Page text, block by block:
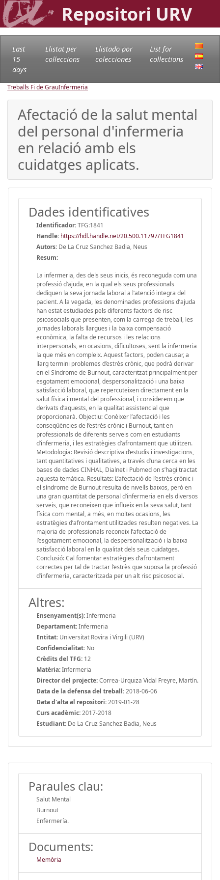
Repositori URV
Last
15
days
Llistat per
col·leccions
Llistado por
colecciones
List for
collections
Treballs Fi de GrauInfermeria
Afectació de la salut mental
del personal d'infermeria
en relació amb els
cuidatges aplicats.
Dades identificatives
Identificador:TFG:1841
Handle: https://hdl.handle.net/20.500.11797/TFG1841
Autors: De La Cruz Sanchez Badia, Neus
Resum:
La infermeria, des dels seus inicis, és reconeguda com una
professió d’ajuda, en la qual els seus professionals
dediquen la seva jornada laboral a l’atenció integra del
pacient. A la vegada, les denominades professions d’ajuda
han estat estudiades pels diferents factors de risc
psicosocials que presenten, com la carrega de treball, les
jornades laborals llargues i la baixa compensació
econòmica, la falta de recursos i les relacions
interpersonals, en ocasions, dificultoses, sent la infermeria
la que més en compleix. Aquest factors, poden causar, a
llarg termini problemes d’estrès crònic, que podrà derivar
en el Síndrome de Burnout, caracteritzat principalment per
esgotament emocional, despersonalització i una baixa
satisfacció laboral, que repercuteixen directament en la
salut física i mental del professional, i considerem que
derivats d’aquests, en la qualitat assistencial que
proporcionarà. Objectiu: Conèixer l’afectació i les
conseqüències de l’estrès crònic i Burnout, tant en
professionals de diferents serveis com en estudiants
d’infermeria, i les estratègies d’afrontament que utilitzen.
Metodologia: Revisió descriptiva d’estudis i investigacions,
tant quantitatives i qualitatives, a través d’una cerca en les
bases de dades CINHAL, Dialnet i Pubmed on s’hagi tractat
aquesta temàtica. Resultats: L’afectació de l’estrès crònic i
el síndrome de Burnout resulta de nivells baixos, però en
una gran quantitat de personal d’infermeria en els diversos
serveis, que reconeixen que influeix en la seva salut, tant
física com mental, a més, en moltes ocasions, les
estratègies d’afrontament utilitzades resulten negatives. La
majoria de professionals reconeix l’afectació de
l’esgotament emocional, la despersonalització i la baixa
satisfacció laboral en la qualitat dels seus cuidatges.
Conclusió: Cal fomentar estratègies d’afrontament
correctes per tal de tractar l’estrès que suposa la professió
d’infermeria, caracteritzada per un alt risc psicosocial.
Altres:
Ensenyament(s):Infermeria
Departament:Infermeria
Entitat: Universitat Rovira i Virgili (URV)
Confidencialitat: No
Crèdits del TFG: 12
Matèria:Infermeria
Director del projecte:Correa-Urquiza Vidal Freyre, Martín.
Data de la defensa del treball:2018-06-06
Data d'alta al repositori:2019-01-28
Curs acadèmic:2017-2018
Estudiant: De La Cruz Sanchez Badia, Neus
Paraules clau:
Salut Mental
Burnout
Enfermería.
Documents:
Memòria